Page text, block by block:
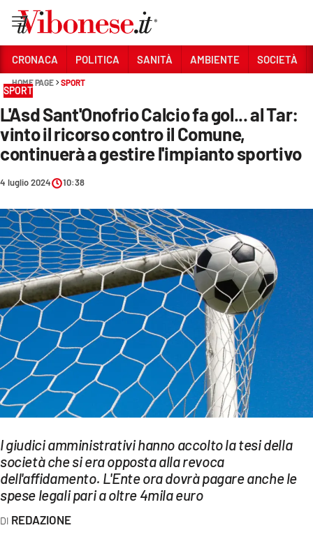
Sezioni
CRONACA
POLITICA
SOCIETÀ
CULTURA
ECONOMIA E LAVORO
EVENTI
SPORT
Streaming
LAC TV
LAC NETWORK
LAC ONAIR
LaC
Network
CRONACA POLITICA SANITÀ AMBIENTE SOCIETÀ
HOME PAGE SPORT
SPORT
L'Asd Sant'Onofrio Calcio fa gol... al Tar:
vinto il ricorso contro il Comune,
continuerà a gestire l'impianto sportivo
4 luglio 2024 10:38
I giudici amministrativi hanno accolto la tesi della
società che si era opposta alla revoca
dell'affidamento. L'Ente ora dovrà pagare anche le
spese legali pari a oltre 4mila euro
REDAZIONE